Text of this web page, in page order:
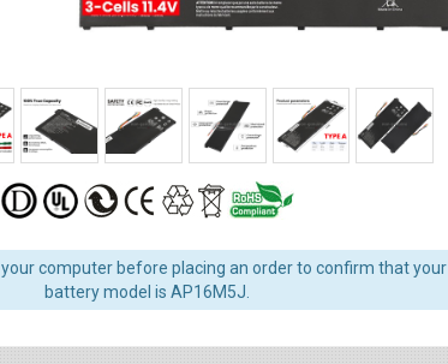
computer before placing an order to confirm that your
battery model is AP16M5J.